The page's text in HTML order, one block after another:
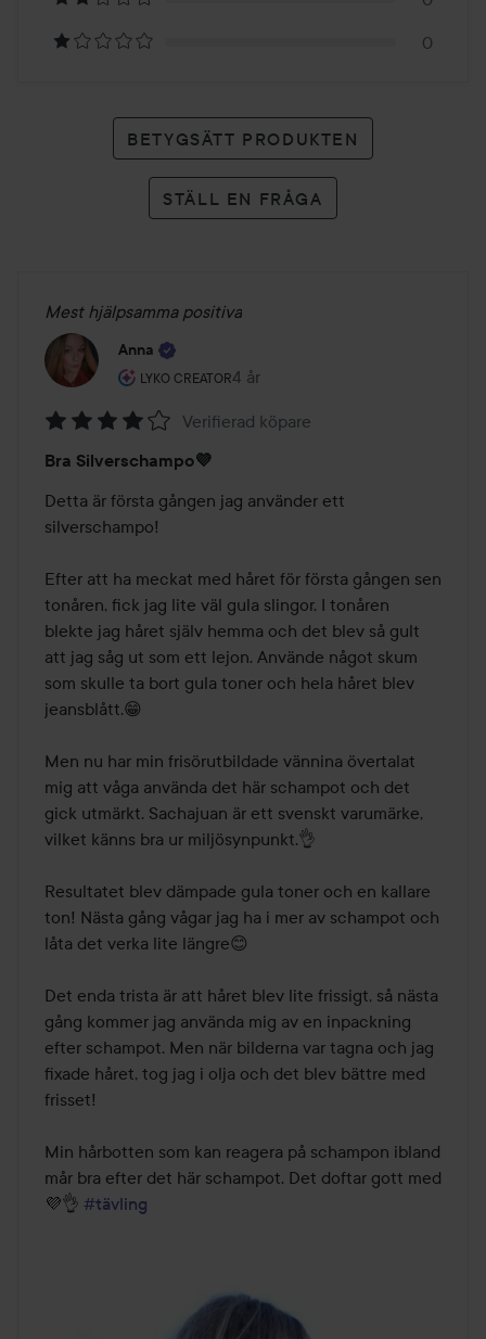
betyg
0
BETYGSÄTT PRODUKTEN
STÄLL EN FRÅGA
Mest hjälpsamma positiva
Anna
LYKO CREATOR
Användarens roll: Lyko Creator.
4 år
Inlägget skapades 4 år
4
av
5
Verifierad köpare
Bra Silverschampo💜
Detta är första gången jag använder ett
silverschampo!
Efter att ha meckat med håret för första gången sen
tonåren, fick jag lite väl gula slingor. I tonåren
blekte jag håret själv hemma och det blev så gult
att jag såg ut som ett lejon. Använde något skum
som skulle ta bort gula toner och hela håret blev
jeansblått.😁
Men nu har min frisörutbildade vännina övertalat
mig att våga använda det här schampot och det
gick utmärkt. Sachajuan är ett svenskt varumärke,
vilket känns bra ur miljösynpunkt.👌
Resultatet blev dämpade gula toner och en kallare
ton! Nästa gång vågar jag ha i mer av schampot och
låta det verka lite längre😊
Det enda trista är att håret blev lite frissigt, så nästa
gång kommer jag använda mig av en inpackning
efter schampot. Men när bilderna var tagna och jag
fixade håret, tog jag i olja och det blev bättre med
frisset!
Min hårbotten som kan reagera på schampon ibland
mår bra efter det här schampot. Det doftar gott med
💜👌 #tävling